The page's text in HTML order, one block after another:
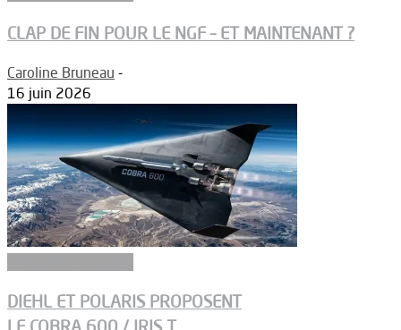
CLAP DE FIN POUR LE NGF – ET MAINTENANT ?
Caroline Bruneau -
16 juin 2026
DIEHL ET POLARIS PROPOSENT